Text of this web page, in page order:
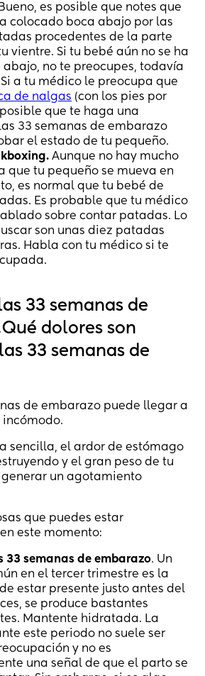
es posible que notes que
colocado boca abajo por las
procedentes de la parte
vientre. Si tu bebé aún no se ha
abajo, no te preocupes, todavía
a tu médico le preocupa que
de nalgas (con los pies por
que te haga una
33 semanas de embarazo
el estado de tu pequeño.
Aunque no hay mucho
que tu pequeño se mueva en
es normal que tu bebé de
Es probable que tu médico
sobre contar patadas. Lo
son unas diez patadas
Habla con tu médico si te
33 semanas de
dolores son
33 semanas de
de embarazo puede llegar a
sencilla, el ardor de estómago
y el gran peso de tu
un agotamiento
que puedes estar
este momento:
33 semanas de embarazo. Un
en el tercer trimestre es la
estar presente justo antes del
se produce bastantes
Mantente hidratada. La
este periodo no suele ser
y no es
una señal de que el parto se